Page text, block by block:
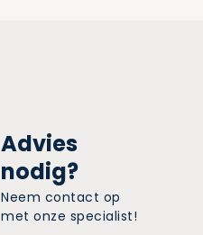
Advies
nodig?
Neem contact op
met onze specialist!